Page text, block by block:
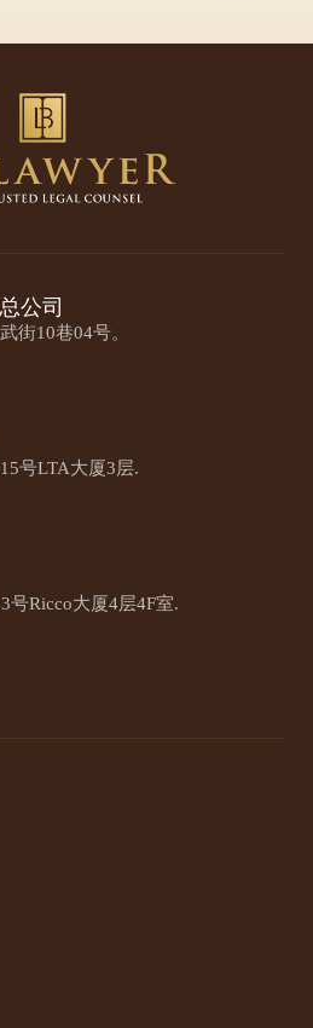
公司
街10巷04号。
号LTA大厦3层.
号Ricco大厦4层4F室.